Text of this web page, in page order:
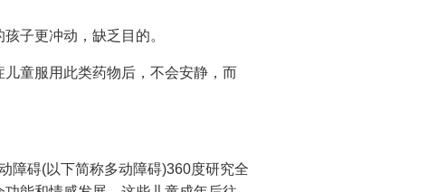
子更冲动，缺乏目的。
童服用此类药物后，不会安静，而
障碍(以下简称多动障碍)360度研究全